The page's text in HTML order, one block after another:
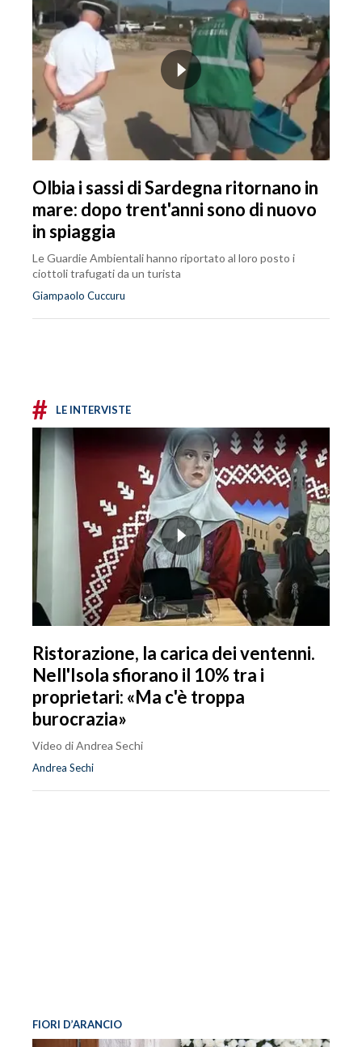
Olbia i sassi di Sardegna ritornano in
mare: dopo trent'anni sono di nuovo
in spiaggia
Le Guardie Ambientali hanno riportato al loro posto i
ciottoli trafugati da un turista
Giampaolo Cuccuru
# LE INTERVISTE
Ristorazione, la carica dei ventenni.
Nell'Isola sfiorano il 10% tra i
proprietari: «Ma c'è troppa
burocrazia»
Video di Andrea Sechi
Andrea Sechi
FIORI D’ARANCIO